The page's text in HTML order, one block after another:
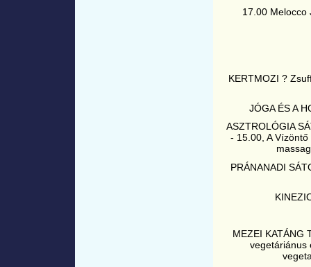
17.00 Melocco
KERTMOZI ?
JÓGA ÉS A
ASZTROLÓGIA
- 15.00, A
PRÁNANADI
MEZEI KATÁNG
vegetáriánus